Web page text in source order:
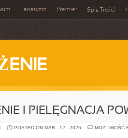
Fanatyzm Premier Spis Treści
I PIELĘGNACJA
POSTED ON MAR - 12 - 2026
MOŻLIWOŚĆ